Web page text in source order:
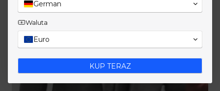
German
Waluta
Euro
KUP TERAZ